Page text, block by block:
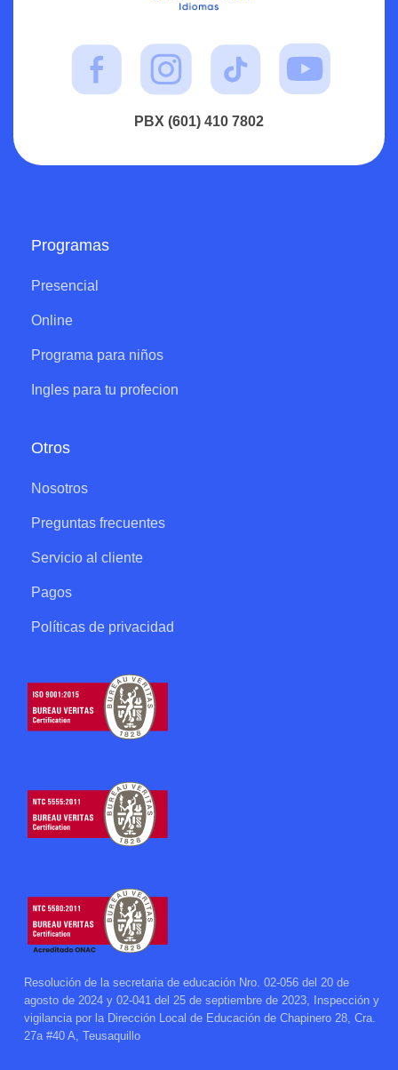
PBX (601) 410 7802
Programas
Presencial
Online
Programa para niños
Ingles para tu profecion
Otros
Nosotros
Preguntas frecuentes
Servicio al cliente
Pagos
Políticas de privacidad
Resolución de la secretaria de educación Nro. 02-056 del 20 de
agosto de 2024 y 02-041 del 25 de septiembre de 2023, Inspección y
vigilancia por la Dirección Local de Educación de Chapinero 28, Cra.
27a #40 A, Teusaquillo